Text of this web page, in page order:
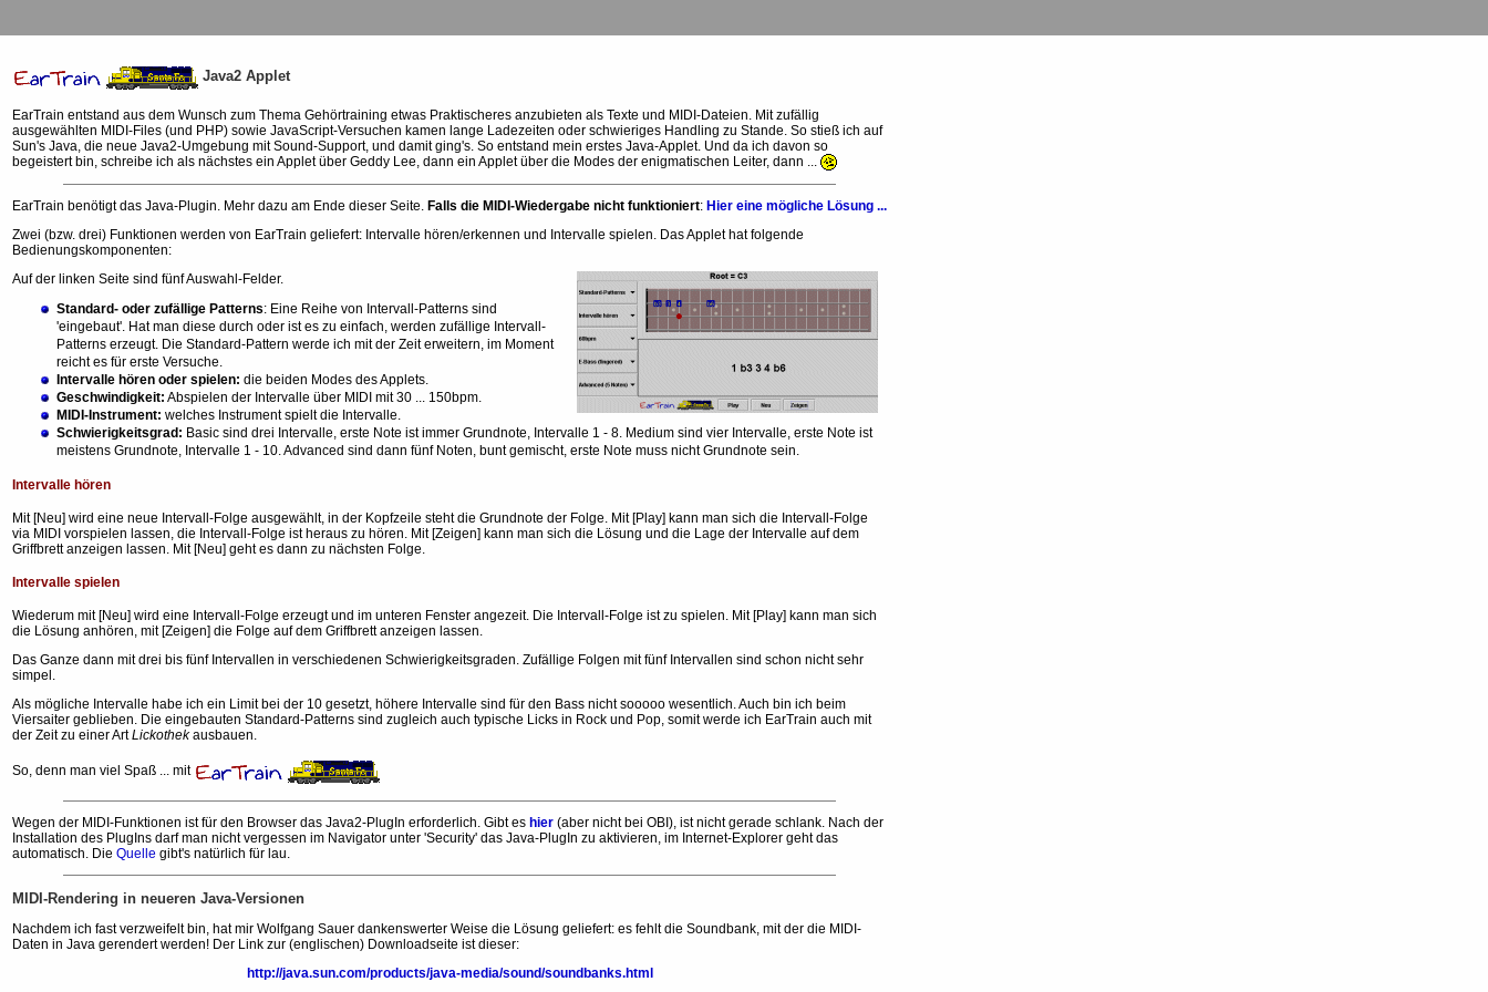
Java2 Applet
EarTrain entstand aus dem Wunsch zum Thema Gehörtraining etwas Praktischeres anzubieten als Texte und MIDI-Dateien. Mit zufällig
ausgewählten MIDI-Files (und PHP) sowie JavaScript-Versuchen kamen lange Ladezeiten oder schwieriges Handling zu Stande. So stieß ich auf
Sun's Java, die neue Java2-Umgebung mit Sound-Support, und damit ging's. So entstand mein erstes Java-Applet. Und da ich davon so
begeistert bin, schreibe ich als nächstes ein Applet über Geddy Lee, dann ein Applet über die Modes der enigmatischen Leiter, dann ...
EarTrain benötigt das Java-Plugin. Mehr dazu am Ende dieser Seite. Falls die MIDI-Wiedergabe nicht funktioniert: Hier eine mögliche Lösung ...
Zwei (bzw. drei) Funktionen werden von EarTrain geliefert: Intervalle hören/erkennen und Intervalle spielen. Das Applet hat folgende
Bedienungskomponenten:
Auf der linken Seite sind fünf Auswahl-Felder.
Standard- oder zufällige Patterns: Eine Reihe von Intervall-Patterns sind
'eingebaut'. Hat man diese durch oder ist es zu einfach, werden zufällige Intervall-
Patterns erzeugt. Die Standard-Pattern werde ich mit der Zeit erweitern, im Moment
reicht es für erste Versuche.
Intervalle hören oder spielen: die beiden Modes des Applets.
Geschwindigkeit: Abspielen der Intervalle über MIDI mit 30 ... 150bpm.
MIDI-Instrument: welches Instrument spielt die Intervalle.
Schwierigkeitsgrad: Basic sind drei Intervalle, erste Note ist immer Grundnote, Intervalle 1 - 8. Medium sind vier Intervalle, erste Note ist
meistens Grundnote, Intervalle 1 - 10. Advanced sind dann fünf Noten, bunt gemischt, erste Note muss nicht Grundnote sein.
Intervalle hören
Mit [Neu] wird eine neue Intervall-Folge ausgewählt, in der Kopfzeile steht die Grundnote der Folge. Mit [Play] kann man sich die Intervall-Folge
via MIDI vorspielen lassen, die Intervall-Folge ist heraus zu hören. Mit [Zeigen] kann man sich die Lösung und die Lage der Intervalle auf dem
Griffbrett anzeigen lassen. Mit [Neu] geht es dann zu nächsten Folge.
Intervalle spielen
Wiederum mit [Neu] wird eine Intervall-Folge erzeugt und im unteren Fenster angezeit. Die Intervall-Folge ist zu spielen. Mit [Play] kann man sich
die Lösung anhören, mit [Zeigen] die Folge auf dem Griffbrett anzeigen lassen.
Das Ganze dann mit drei bis fünf Intervallen in verschiedenen Schwierigkeitsgraden. Zufällige Folgen mit fünf Intervallen sind schon nicht sehr
simpel.
Als mögliche Intervalle habe ich ein Limit bei der 10 gesetzt, höhere Intervalle sind für den Bass nicht sooooo wesentlich. Auch bin ich beim
Viersaiter geblieben. Die eingebauten Standard-Patterns sind zugleich auch typische Licks in Rock und Pop, somit werde ich EarTrain auch mit
der Zeit zu einer ArtLickothekausbauen.
So, denn man viel Spaß ... mit
Wegen der MIDI-Funktionen ist für den Browser das Java2-PlugIn erforderlich. Gibt es hier (aber nicht bei OBI), ist nicht gerade schlank. Nach der
Installation des PlugIns darf man nicht vergessen im Navigator unter 'Security' das Java-PlugIn zu aktivieren, im Internet-Explorer geht das
automatisch. Die Quelle gibt's natürlich für lau.
MIDI-Rendering in neueren Java-Versionen
Nachdem ich fast verzweifelt bin, hat mir Wolfgang Sauer dankenswerter Weise die Lösung geliefert: es fehlt die Soundbank, mit der die MIDI-
Daten in Java gerendert werden! Der Link zur (englischen) Downloadseite ist dieser:
http://java.sun.com/products/java-media/sound/soundbanks.html